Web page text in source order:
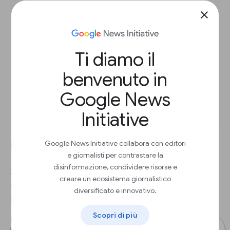
close
Ti diamo il
benvenuto in
Google News
Initiative
Google News Initiative collabora con editori
e giornalisti per contrastare la
disinformazione, condividere risorse e
creare un ecosistema giornalistico
diversificato e innovativo.
Scopri di più
La ricerca di un argomento specifico può essere
sia troppo ampia che a volte troppo specifica.
Successivamente, raggrupperemo i dati di
ricerca per categoria per ottenere risultati più
pertinenti.
PASSO AVANTI 1